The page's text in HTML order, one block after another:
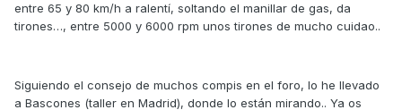
entre 65 y 80 km/h a ralentí, soltando el manillar de gas, da
tirones…, entre 5000 y 6000 rpm unos tirones de mucho cuidao..
Siguiendo el consejo de muchos compis en el foro, lo he llevado
a Bascones (taller en Madrid), donde lo están mirando.. Ya os